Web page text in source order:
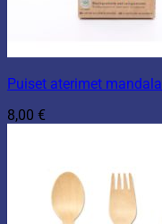
Puiset aterimet mandala
8,00 €